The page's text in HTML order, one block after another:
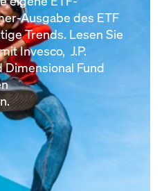
Ausgabe des ETF
Trends. Lesen Sie
Invesco, J.P.
Dimensional Fund